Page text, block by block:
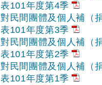
表101年度第4季
對民間團體及個人補（
表101年度第3季
對民間團體及個人補（
表101年度第2季
對民間團體及個人補（
表101年度第1季